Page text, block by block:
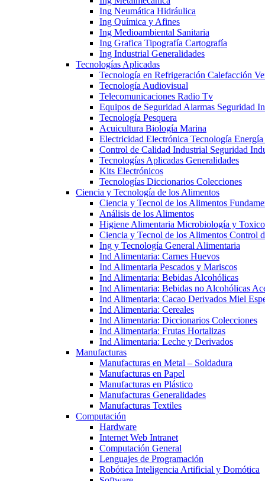
Ing Neumática Hidráulica
Ing Química y Afines
Ing Medioambiental Sanitaria
Ing Grafica Tipografía Cartografía
Ing Industrial Generalidades
Tecnologías Aplicadas
Tecnología en Refrigeración Calefacción
Tecnología Audiovisual
Telecomunicaciones Radio Tv
Equipos de Seguridad Alarmas Seguridad
Tecnología Pesquera
Acuicultura Biología Marina
Electricidad Electrónica Tecnología Energía
Control de Calidad Industrial Seguridad
Tecnologías Aplicadas Generalidades
Kits Electrónicos
Tecnologías Diccionarios Colecciones
Ciencia y Tecnología de los Alimentos
Ciencia y Tecnol de los Alimentos
Análisis de los Alimentos
Higiene Alimentaria Microbiología y
Ciencia y Tecnol de los Alimentos Control
Ing y Tecnología General Alimentaria
Ind Alimentaria: Carnes Huevos
Ind Alimentaria Pescados y Mariscos
Ind Alimentaria: Bebidas Alcohólicas
Ind Alimentaria: Bebidas no Alcohólicas
Ind Alimentaria: Cacao Derivados Miel
Ind Alimentaria: Cereales
Ind Alimentaria: Diccionarios Colecciones
Ind Alimentaria: Frutas Hortalizas
Ind Alimentaria: Leche y Derivados
Manufacturas
Manufacturas en Metal – Soldadura
Manufacturas en Papel
Manufacturas en Plástico
Manufacturas Generalidades
Manufacturas Textiles
Computación
Hardware
Internet Web Intranet
Computación General
Lenguajes de Programación
Robótica Inteligencia Artificial y Domótica